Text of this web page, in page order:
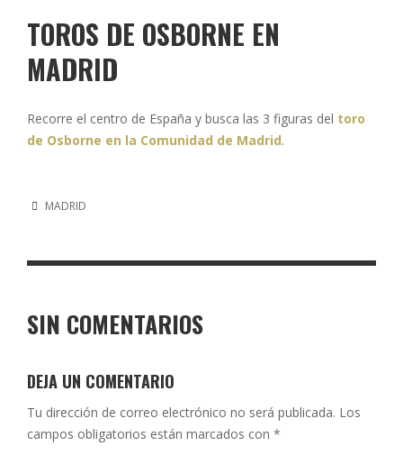
TOROS DE OSBORNE EN
MADRID
Recorre el centro de España y busca las 3 figuras del toro
de Osborne en la Comunidad de Madrid.
MADRID
SIN COMENTARIOS
DEJA UN COMENTARIO
Tu dirección de correo electrónico no será publicada. Los
campos obligatorios están marcados con *